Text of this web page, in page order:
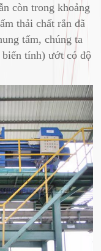
còn trong khoảng
thải chất rắn đã
tấm, chúng ta
biến tính) ướt có độ